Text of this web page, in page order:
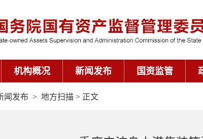
机构概况 新闻发布 国资监管
闻发布 > 地方扫描 > 正文